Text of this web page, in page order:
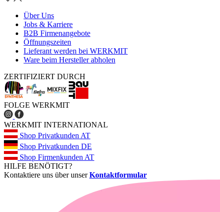
Über Uns
Jobs & Karriere
B2B Firmenangebote
Öffnungszeiten
Lieferant werden bei WERKMIT
Ware beim Hersteller abholen
ZERTIFIZIERT DURCH
FOLGE WERKMIT
WERKMIT INTERNATIONAL
Shop Privatkunden AT
Shop Privatkunden DE
Shop Firmenkunden AT
HILFE BENÖTIGT?
Kontaktiere uns über unserKontaktformular